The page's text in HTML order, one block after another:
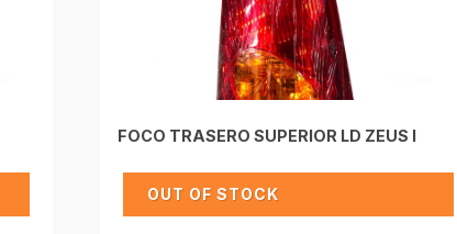
FOCO TRASERO SUPERIOR LD ZEUS I
OUT OF STOCK